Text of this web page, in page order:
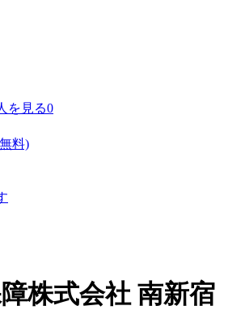
を見る0
料)
株式会社 南新宿